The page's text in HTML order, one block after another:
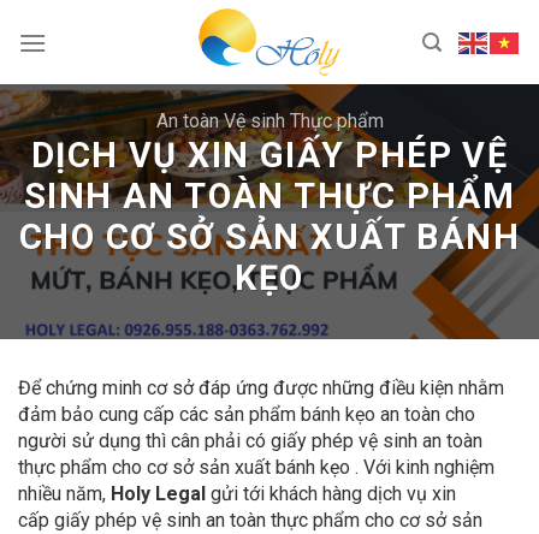
An toàn Vệ sinh Thực phẩm
DỊCH VỤ XIN GIẤY PHÉP VỆ
SINH AN TOÀN THỰC PHẨM
CHO CƠ SỞ SẢN XUẤT BÁNH
KẸO
Để chứng minh cơ sở đáp ứng được những điều kiện nhằm
đảm bảo cung cấp các sản phẩm bánh kẹo an toàn cho
người sử dụng thì cân phải có giấy phép vệ sinh an toàn
thực phẩm cho cơ sở sản xuất bánh kẹo . Với kinh nghiệm
nhiều năm, Holy Legal gửi tới khách hàng dịch vụ xin
cấp giấy phép vệ sinh an toàn thực phẩm cho cơ sở sản